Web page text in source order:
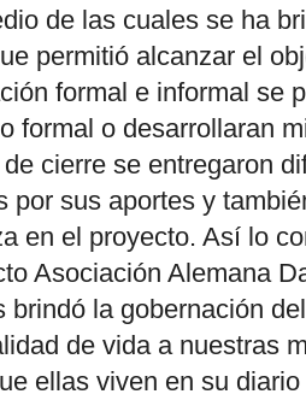
de las cuales se ha
permitió alcanzar el
formal e informal se
formal o desarrollaran
cierre se entregaron
sus aportes y
en el proyecto. Así lo
Asociación Alemana
la gobernación
de vida a nuestras
ellas viven en su